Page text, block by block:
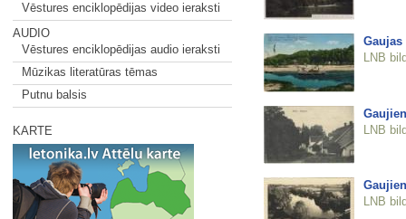
Vēstures enciklopēdijas video ieraksti
AUDIO
Vēstures enciklopēdijas audio ieraksti
Mūzikas literatūras tēmas
Putnu balsis
KARTE
LNB
LNB
LNB